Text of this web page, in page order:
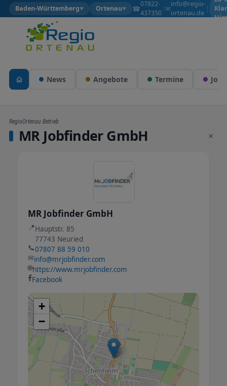
Baden-Württemberg▼ Ortenau▼ ☎07822-
437350
| ✉info@regio-
ortenau.de
|
News Angebote Termine Jobs
RegioOrtenau Betrieb
MR Jobfinder GmbH ×
MR Jobfinder GmbH
📍Hauptstr. 85
77743 Neuried
📞07807 88 59 010
✉info@mrjobfinder.com
🌐https://www.mrjobfinder.com
Facebook
+
−